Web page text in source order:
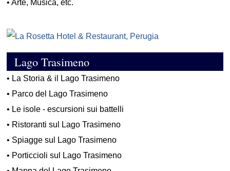
•Arte, Musica, etc.
Lago Trasimeno
• La Storia & il Lago Trasimeno
• Parco del Lago Trasimeno
• Le isole - escursioni sui battelli
• Ristoranti sul Lago Trasimeno
• Spiagge sul Lago Trasimeno
• Porticcioli sul Lago Trasimeno